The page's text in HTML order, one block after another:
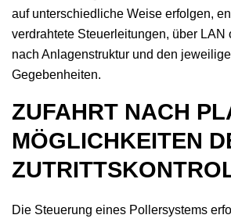
auf unterschiedliche Weise erfolgen,
verdrahtete Steuerleitungen, über LAN
nach Anlagenstruktur und den
Gegebenheiten.
ZUFAHRT NACH
MÖGLICHKEITEN
Die Steuerung eines Pollersystems